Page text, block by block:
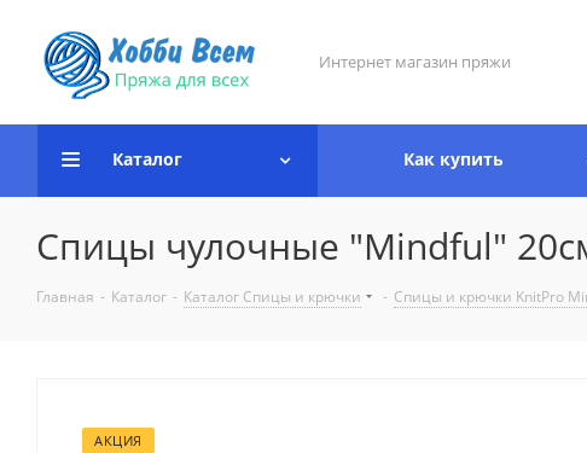
Интернет магазин пряжи
Каталог Как купить
Спицы чулочные "Mindful"
Главная - Каталог - Каталог Спицы и крючки - Спицы и крючки KnitPro
АКЦИЯ